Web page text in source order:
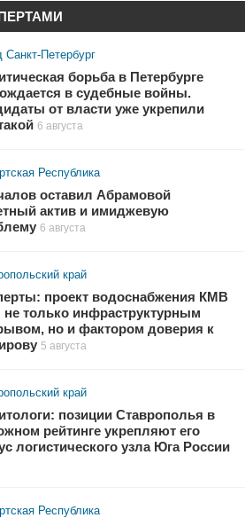
Санкт-Петербург
борьба в Петербурге
в судебные войны.
от власти уже укрепили
6 августа
Республика
оставил Абрамовой
актив и имиджевую
6 августа
край
проект водоснабжения КМВ
не только инфраструктурным
но и фактором доверия к
5 августа
край
позиции Ставрополья в
рейтинге укрепляют его
логистического узла Юга России
Республика